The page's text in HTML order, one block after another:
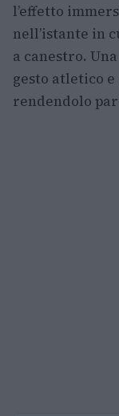
l’effetto
nell’istante in
a canestro.
gesto atletico e
rendendolo